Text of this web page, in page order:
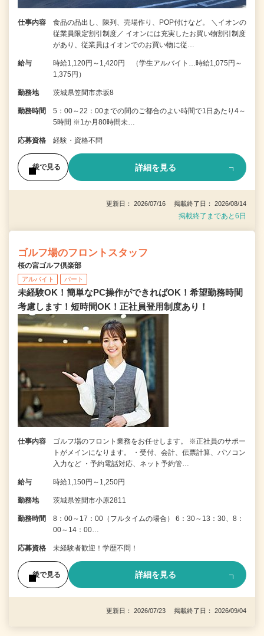
仕事内容
食品の品出し、陳列、売場作り、POP付けなど。 ＼イオンの
従業員限定割引制度／ イオンには充実したお買い物割引制度
があり、従業員はイオンでのお買い物に従…
給与
時給1,120円～1,420円 （学生アルバイト…時給1,075円～
1,375円）
勤務地 茨城県笠間市赤坂8
勤務時間
5：00～22：00までの間のご都合のよい時間で1日あたり4～
5時間 ※1か月80時間未…
応募資格 経験・資格不問
後で見る 詳細を見る
更新日： 2026/07/16 掲載終了日： 2026/08/14
掲載終了まであと6日
ゴルフ場のフロントスタッフ
桜の宮ゴルフ倶楽部
アルバイト パート
未経験OK！簡単なPC操作ができればOK！希望勤務時間
考慮します！短時間OK！正社員登用制度あり！
仕事内容
ゴルフ場のフロント業務をお任せします。 ※正社員のサポー
トがメインになります。 ・受付、会計、伝票計算、パソコン
入力など ・予約電話対応、ネット予約管…
給与 時給1,150円～1,250円
勤務地 茨城県笠間市小原2811
勤務時間
8：00～17：00（フルタイムの場合） 6：30～13：30、8：
00～14：00…
応募資格 未経験者歓迎！学歴不問！
後で見る 詳細を見る
更新日： 2026/07/23 掲載終了日： 2026/09/04